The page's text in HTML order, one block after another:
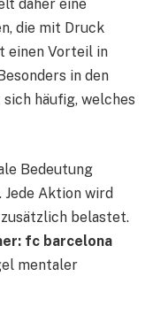
daher eine
die mit Druck
einen Vorteil in
in den
häufig, welches
Bedeutung
Jede Aktion wird
belastet.
fc barcelona
mentaler